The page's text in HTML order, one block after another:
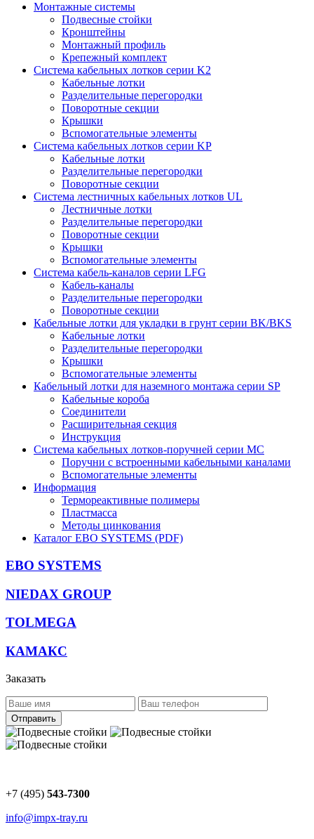
Монтажные системы
Подвесные стойки
Кронштейны
Монтажный профиль
Крепежный комплект
Система кабельных лотков серии K2
Кабельные лотки
Разделительные перегородки
Поворотные секции
Крышки
Вспомогательные элементы
Система кабельных лотков серии KР
Кабельные лотки
Разделительные перегородки
Поворотные секции
Система лестничных кабельных лотков UL
Лестничные лотки
Разделительные перегородки
Поворотные секции
Крышки
Вспомогательные элементы
Система кабель-каналов серии LFG
Кабель-каналы
Разделительные перегородки
Поворотные секции
Кабельные лотки для укладки в грунт серии BK/BKS
Кабельные лотки
Разделительные перегородки
Крышки
Вспомогательные элементы
Кабельный лотки для наземного монтажа серии SP
Кабельные короба
Соединители
Расширительная секция
Инструкция
Система кабельных лотков-поручней серии MC
Поручни с встроенными кабельными каналами
Вспомогательные элементы
Информация
Термореактивные полимеры
Пластмасса
Методы цинкования
Каталог EBO SYSTEMS (PDF)
EBO SYSTEMS
NIEDAX GROUP
TOLMEGA
КАМАКС
Заказать
Отправить
+7 (495) 543-7300
info@impx-tray.ru